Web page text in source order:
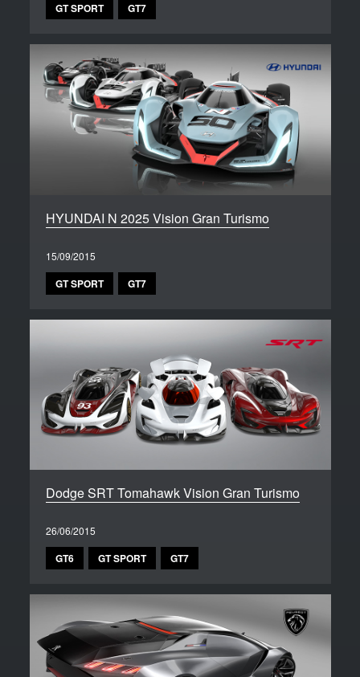
GT SPORT GT7
HYUNDAI N 2025 Vision Gran Turismo
15/09/2015
GT SPORT GT7
Dodge SRT Tomahawk Vision Gran Turismo
26/06/2015
GT6 GT SPORT GT7